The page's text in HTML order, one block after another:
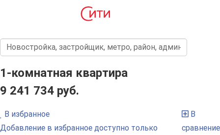
1-комнатная квартира
9 241 734 руб.
В избранное
Добавление в избранное доступно только
В
сравнение